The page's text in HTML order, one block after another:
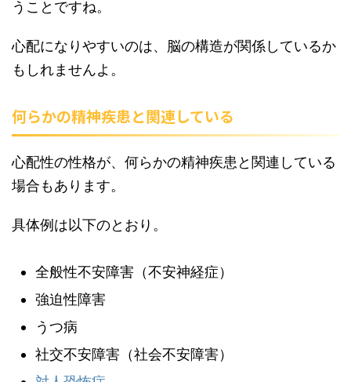
うことですね。
心配になりやすいのは、脳の構造が関係しているか
もしれませんよ。
何らかの精神疾患と関連している
心配性の性格が、何らかの精神疾患と関連している
場合もあります。
具体例は以下のとおり。
全般性不安障害（不安神経症）
強迫性障害
うつ病
社交不安障害（社会不安障害）